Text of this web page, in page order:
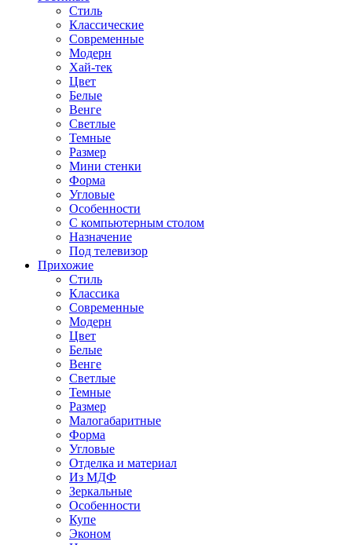
Стиль
Классические
Современные
Модерн
Хай-тек
Цвет
Белые
Венге
Светлые
Темные
Размер
Мини стенки
Форма
Угловые
Особенности
С компьютерным столом
Назначение
Под телевизор
Прихожие
Стиль
Классика
Современные
Модерн
Цвет
Белые
Венге
Светлые
Темные
Размер
Малогабаритные
Форма
Угловые
Отделка и материал
Из МДФ
Зеркальные
Особенности
Купе
Эконом